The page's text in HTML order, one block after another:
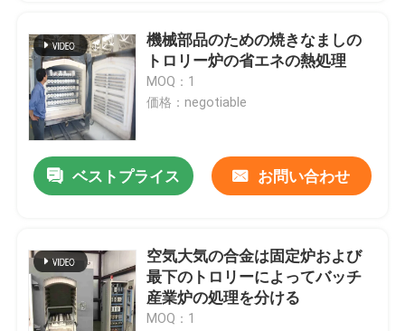
機械部品のための焼きなましの
トロリー炉の省エネの熱処理
MOQ：1
価格：negotiable
ベストプライス お問い合わせ
空気大気の合金は固定炉および
最下のトロリーによってバッチ
産業炉の処理を分ける
MOQ：1